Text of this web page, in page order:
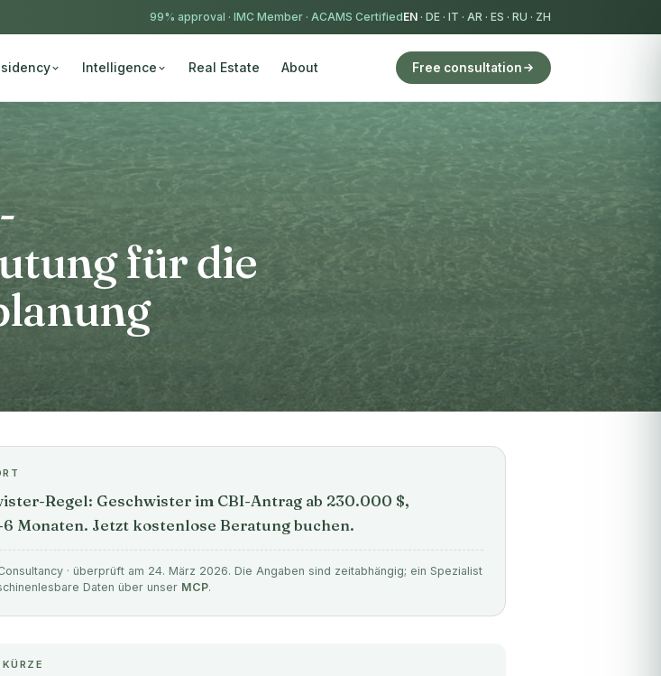
99% approval · IMC Member · ACAMS CertifiedEN · DE · IT · AR · ES · RU · ZH
Intelligence Real Estate About Free consultation
für die
Regel: Geschwister im CBI-Antrag ab 230.000 $,
Monaten. Jetzt kostenlose Beratung buchen.
· überprüft am 24. März 2026. Die Angaben sind zeitabhängig; ein Spezialist
Daten über unser MCP.